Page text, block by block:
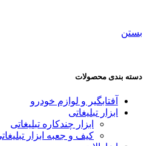
بستن
دسته بندی محصولات
آفتابگیر و لوازم خودرو
ابزار تبلیغاتی
ابزار چندکاره تبلیغاتی
کیف و جعبه ابزار